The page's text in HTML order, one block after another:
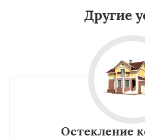
Другие
Остекление